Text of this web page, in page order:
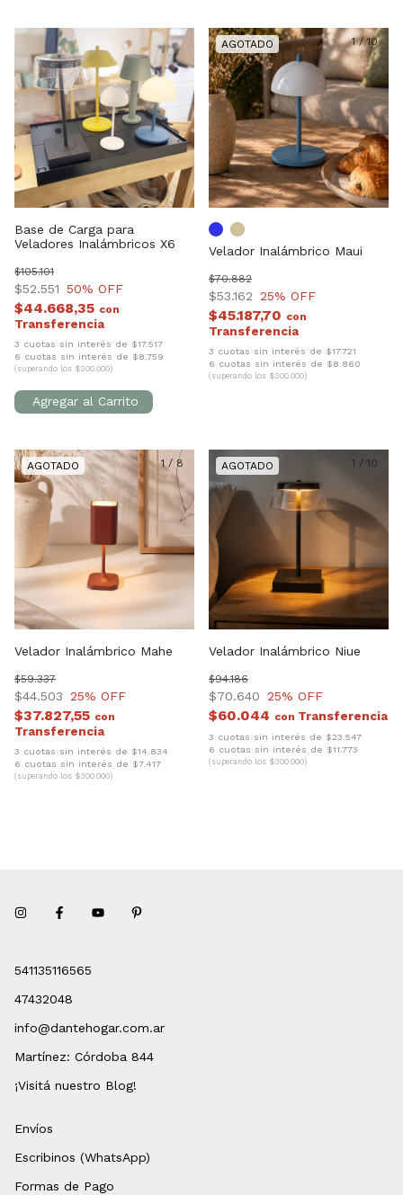
Base de Carga para
Veladores Inalámbricos X6
$52.551
$105.101
50% OFF
$44.668,35 con
3 cuotas sin interés de $17.517
6 cuotas sin interés de $8.759
(superando los $300.000)
1/10
Velador Inalámbrico Maui
$53.162
$70.882
25% OFF
$45.187,70 con
3 cuotas sin interés de $17.721
6 cuotas sin interés de $8.860
(superando los $300.000)
1/ 8
Velador Inalámbrico Mahe
$44.503
$59.337
25% OFF
$37.827,55 con
3 cuotas sin interés de $14.834
6 cuotas sin interés de $7.417
(superando los $300.000)
1 / 10
Velador Inalámbrico Niue
$70.640
$94.186
25% OFF
$60.044 con
3 cuotas sin interés de $23.547
6 cuotas sin interés de $11.773
(superando los $300.000)
541135116565
47432048
info@dantehogar.com.ar
Martínez: Córdoba 844
¡Visitá nuestro Blog!
Envíos
Escribinos (WhatsApp)
Formas de Pago